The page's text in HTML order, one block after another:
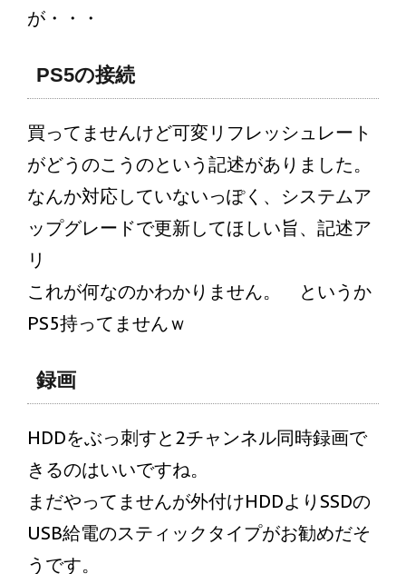
が・・・
PS5の接続
買ってませんけど可変リフレッシュレート
がどうのこうのという記述がありました。
なんか対応していないっぽく、システムア
ップグレードで更新してほしい旨、記述ア
リ
これが何なのかわかりません。 というか
PS5持ってませんｗ
録画
HDDをぶっ刺すと2チャンネル同時録画で
きるのはいいですね。
まだやってませんが外付けHDDよりSSDの
USB給電のスティックタイプがお勧めだそ
うです。